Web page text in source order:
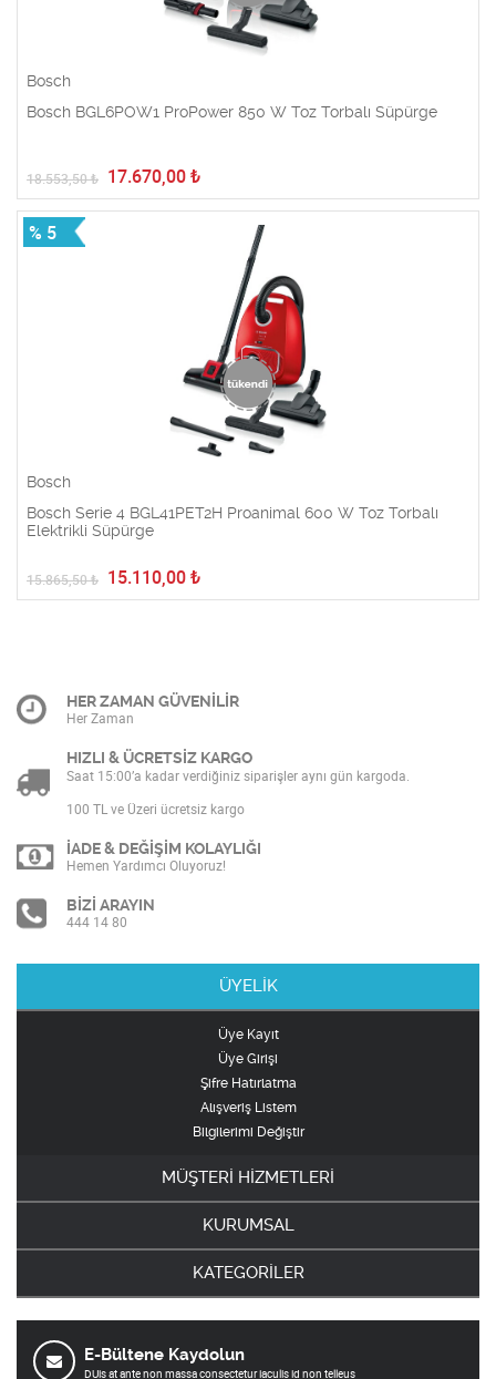
Bosch
Bosch BGL6POW1 ProPower 850 W Toz Torbalı Süpürge
18.553,50₺ 17.670,00 ₺
% 5
Bosch
Bosch Serie 4 BGL41PET2H Proanimal 600 W Toz Torbalı
Elektrikli Süpürge
15.865,50₺ 15.110,00 ₺
HER ZAMAN GÜVENİLİR
Her Zaman
HIZLI & ÜCRETSİZ KARGO
Saat 15:00’a kadar verdiğiniz siparişler aynı gün kargoda.
100 TL ve Üzeri ücretsiz kargo
İADE & DEĞİŞİM KOLAYLIĞI
Hemen Yardımcı Oluyoruz!
BİZİ ARAYIN
444 14 80
ÜYELİK
Üye Kayıt
Üye Girişi
Şifre Hatırlatma
Alışveriş Listem
Bilgilerimi Değiştir
MÜŞTERİ HİZMETLERİ
KURUMSAL
KATEGORİLER
E-Bültene Kaydolun
DUis at ante non massa consectetur iaculis id non telleus